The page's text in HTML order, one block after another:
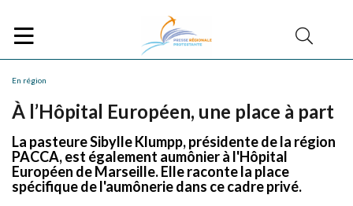
En région
À l’Hôpital Européen, une place à part
La pasteure Sibylle Klumpp, présidente de la région
PACCA, est également aumônier à l'Hôpital
Européen de Marseille. Elle raconte la place
spécifique de l'aumônerie dans ce cadre privé.